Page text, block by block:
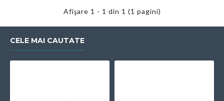
Afişare 1 - 1 din 1 (1 pagini)
CELE MAI CAUTATE